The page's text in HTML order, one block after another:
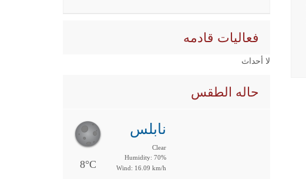
فعاليات قادمه
لا أحداث
حاله الطقس
8°C
نابلس
Clear
Humidity: 70%
Wind: 16.09 km/h